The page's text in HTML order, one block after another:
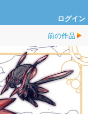
ログイン
前の作品